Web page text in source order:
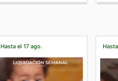
Hasta el 17 ago.